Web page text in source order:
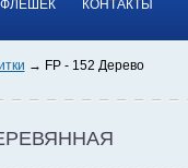
КОНТАКТЫ
FP - 152 Дерево